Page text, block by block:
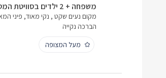
משפחה + 2 ילדים בסוויטת המטע
מקום נעים שקט , נקי מאוד, פיני
הברכה נקייה
מעל המצופה